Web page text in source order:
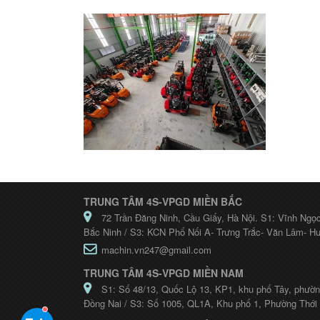
TRUNG TÂM 4S-VPGD MIỀN BẮC
72 Trần Đăng Ninh, Cầu Giấy, Hà Nội. S1: Vĩnh
Bắc Ninh / S3: KCN Phố Nối A- Trưng Trắc- Văn Lâm-
machin.vn247@gmail.com
TRUNG TÂM 4S-VPGD MIỀN NAM
S1: Số 48/13, Quốc Lộ 13, KP1, khu phố Tây,
Đồng Nai / S3: Số 1005, QL1A, Khu phố 1, Phường